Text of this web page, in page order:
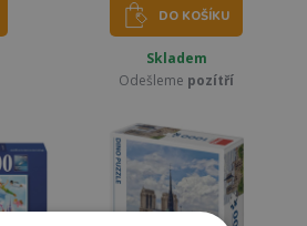
DO KOŠÍKU
Skladem
Odešleme pozítří